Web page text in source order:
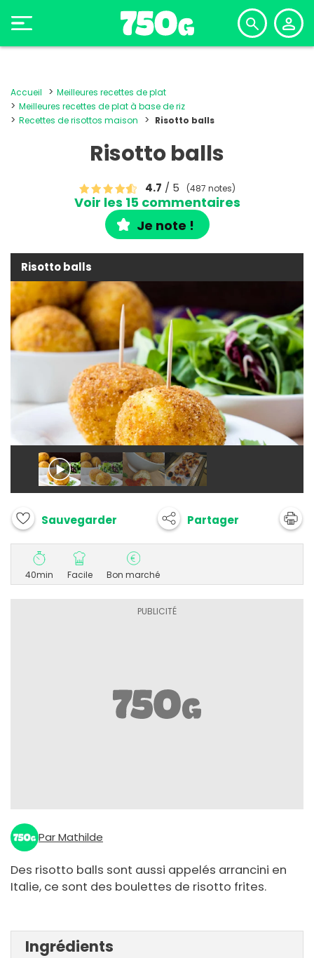
Accueil
Meilleures recettes de plat
Meilleures recettes de plat à base de riz
Recettes de risottos maison
Risotto balls
Risotto balls
4.7 / 5 (487 notes)
Voir les 15 commentaires
Je note !
Risotto balls
Sauvegarder Partager
40min Facile Bon marché
Par Mathilde
Des risotto balls sont aussi appelés arrancini en
Italie, ce sont des boulettes de risotto frites.
Ingrédients